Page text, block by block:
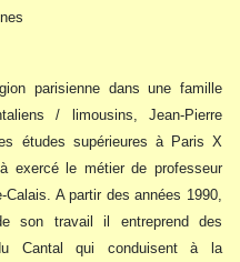
parisienne dans une famille
/ limousins, Jean-Pierre
études supérieures à Paris X
exercé le métier de professeur
Calais. A partir des années 1990,
son travail il entreprend des
Cantal qui conduisent à la